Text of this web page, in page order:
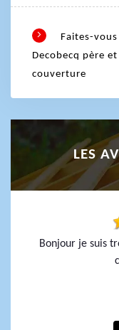
Faites-
Decobecq père
couverture
LES
Bonjour je suis